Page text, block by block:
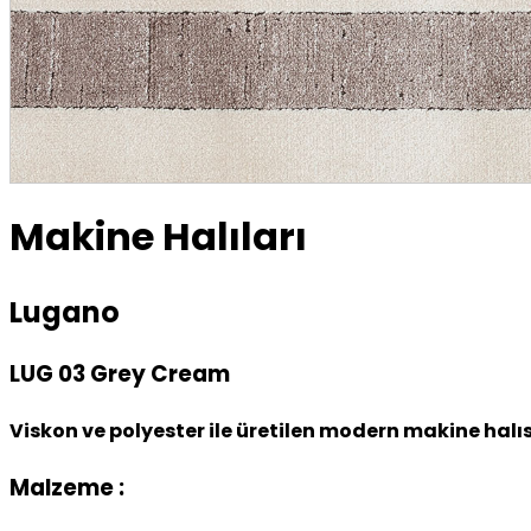
Makine Halıları
Lugano
LUG 03 Grey Cream
Viskon ve polyester ile üretilen modern makine
Malzeme :